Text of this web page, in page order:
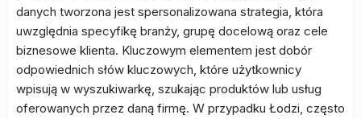
danych tworzona jest spersonalizowana strategia, która
uwzględnia specyfikę branży, grupę docelową oraz cele
biznesowe klienta. Kluczowym elementem jest dobór
odpowiednich słów kluczowych, które użytkownicy
wpisują w wyszukiwarkę, szukając produktów lub usług
oferowanych przez daną firmę. W przypadku Łodzi, często